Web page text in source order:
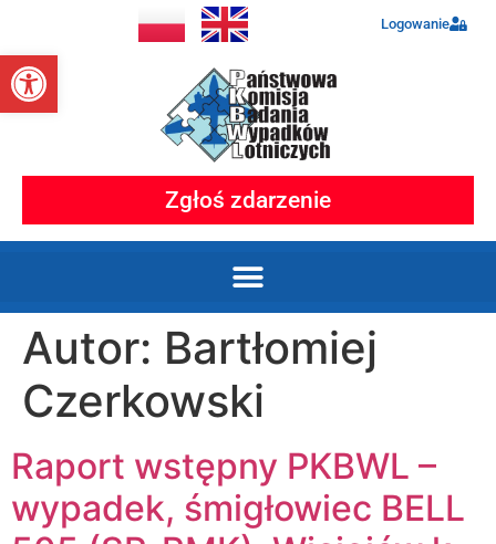
Otwórz pasek narzędzi
Logowanie
Zgłoś zdarzenie
Autor: Bartłomiej
Czerkowski
Raport wstępny PKBWL –
wypadek, śmigłowiec BELL